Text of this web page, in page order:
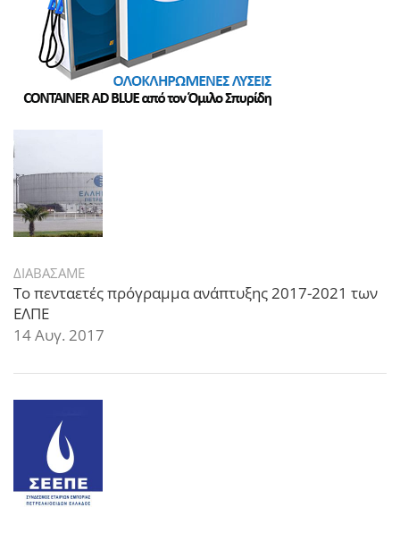
ΔΙΑΒΑΣΑΜΕ
Το πενταετές πρόγραμμα ανάπτυξης 2017-2021 των
ΕΛΠΕ
14 Αυγ. 2017